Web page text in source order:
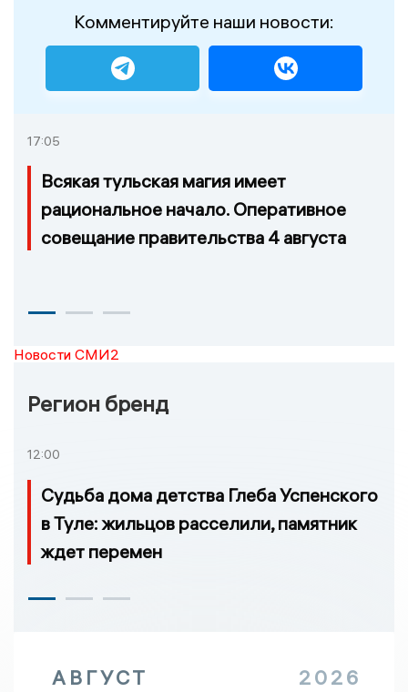
Комментируйте наши новости:
17:05
Всякая тульская магия имеет
рациональное начало. Оперативное
совещание правительства 4 августа
Новости СМИ2
Регион бренд
12:00
Судьба дома детства Глеба Успенского
в Туле: жильцов расселили, памятник
ждет перемен
АВГУСТ 2026